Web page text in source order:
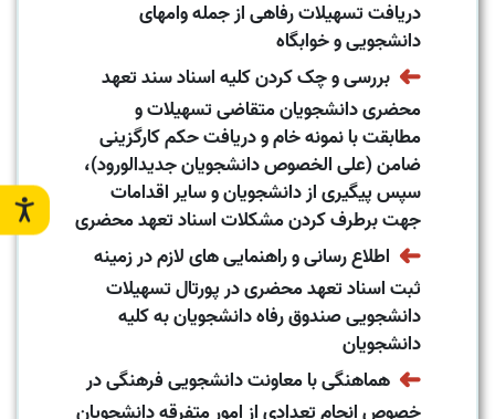
دریافت تسهیلات رفاهی از جمله وامهای
دانشجویی و خوابگاه
➜ بررسی و چک کردن کلیه اسناد سند تعهد
محضری دانشجویان متقاضی تسهیلات و
مطابقت با نمونه خام و دریافت حکم کارگزینی
ضامن (علی الخصوص دانشجویان جدیدالورود)،
سپس پیگیری از دانشجویان و سایر اقدامات
جهت برطرف کردن مشکلات اسناد تعهد محضری
➜ اطلاع رسانی و راهنمایی های لازم در زمینه
ثبت اسناد تعهد محضری در پورتال تسهیلات
دانشجویی صندوق رفاه دانشجویان به کلیه
دانشجویان
➜ هماهنگی با معاونت دانشجویی فرهنگی در
خصوص انجام تعدادی از امور متفرقه دانشجویان